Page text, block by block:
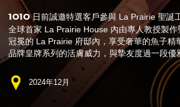
1O1O日前誠邀特選客戶參與 La Prairie 聖誕
全球首家 La Prairie House 內由專人教授製
冠冕的 La Prairie 府邸內，享受奢華的魚子精
品牌皇牌系列的活膚威力，與摯友度過一段優
2024年12月